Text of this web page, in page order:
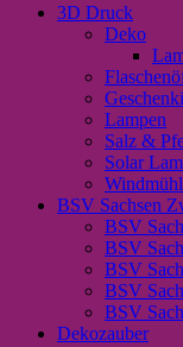
3D Druck
Deko
Lampen
Salz &
Solar
BSV Sachsen
BSV
BSV
BSV
BSV
BSV
Dekozauber